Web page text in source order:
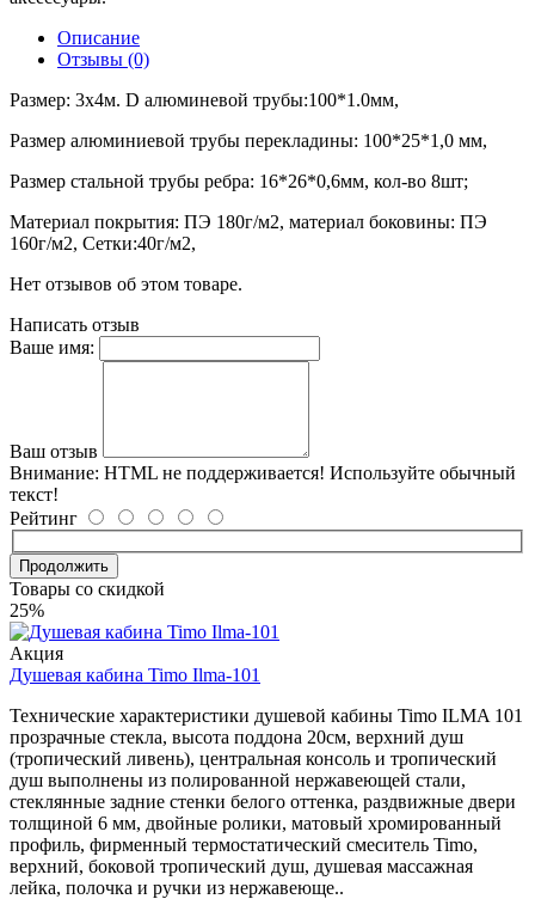
Описание
Отзывы (0)
Размер: 3х4м. D алюминевой трубы:100*1.0мм,
Размер алюминиевой трубы перекладины: 100*25*1,0 мм,
Размер стальной трубы ребра: 16*26*0,6мм, кол-во 8шт;
Материал покрытия: ПЭ 180г/м2, материал боковины: ПЭ
160г/м2, Сетки:40г/м2,
Нет отзывов об этом товаре.
Написать отзыв
Ваше имя:
Ваш отзыв
Внимание: HTML не поддерживается! Используйте обычный
текст!
Рейтинг
Продолжить
Товары со скидкой
25%
Акция
Душевая кабина Timo Ilma-101
Технические характеристики душевой кабины Timo ILMA 101
прозрачные стекла, высота поддона 20см, верхний душ
(тропический ливень), центральная консоль и тропический
душ выполнены из полированной нержавеющей стали,
стеклянные задние стенки белого оттенка, раздвижные двери
толщиной 6 мм, двойные ролики, матовый хромированный
профиль, фирменный термостатический смеситель Timo,
верхний, боковой тропический душ, душевая массажная
лейка, полочка и ручки из нержавеюще..